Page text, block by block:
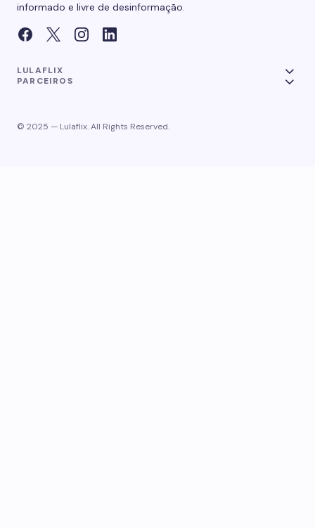
informado e livre de desinformação.
LULAFLIX
PARCEIROS
© 2025 — Lulaflix. All Rights Reserved.